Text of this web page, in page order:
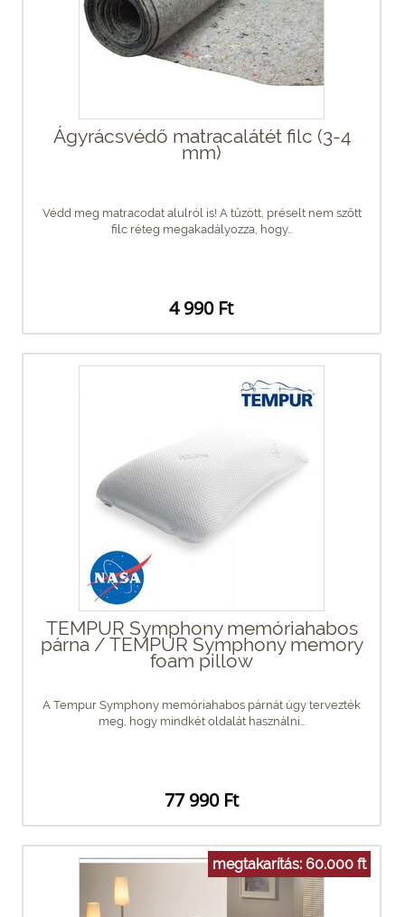
Ágyrácsvédő matracalátét filc (3-4
mm)
Védd meg matracodat alulról is! A tűzött, préselt nem szőtt
filc réteg megakadályozza, hogy...
4 990 Ft
TEMPUR Symphony memóriahabos
párna / TEMPUR Symphony memory
foam pillow
A Tempur Symphony memóriahabos párnát úgy tervezték
meg, hogy mindkét oldalát használni...
77 990 Ft
megtakarítás: 60.000 ft